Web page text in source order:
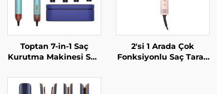
Toptan 7-in-1 Saç
Kurutma Makinesi Seti
Termal Blowout Saç
Kurutma Makinesi
2'si 1 Arada Çok
Fonksiyonlu Saç Tarak